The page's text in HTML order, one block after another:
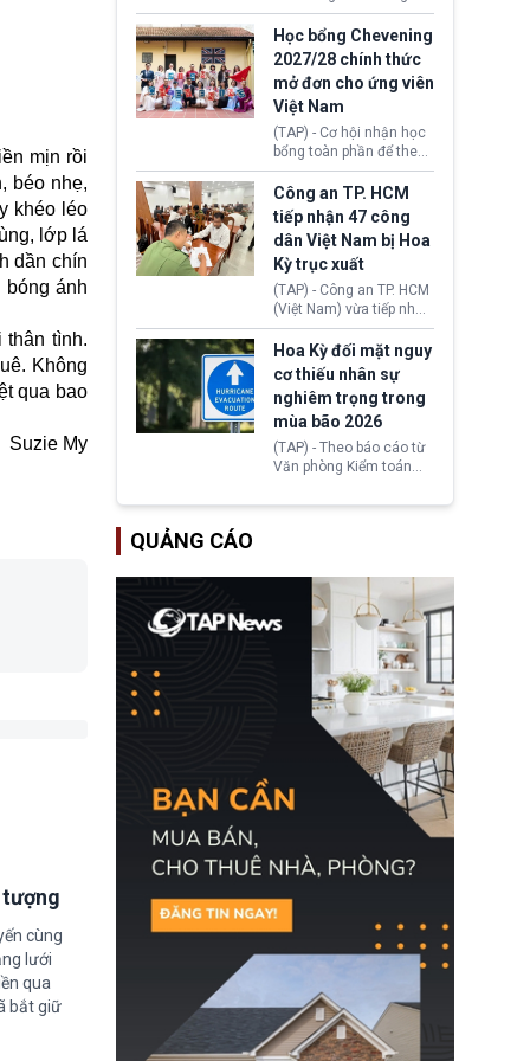
mịn rồi
béo nhẹ,
khéo léo
lớp lá
dần chín
ánh
tình.
Không
qua bao
Suzie My
cùng
lưới
qua
bắt giữ
lên lo ngại về việc thực
thi Thỏa thuận Rút khỏi
Liên minh châu Âu
(Withdrawal
Agreement).
sớm đạt thỏa thuận với
Iran nhằm mở lại eo biển
Hormuz, mở đường cho
việc khôi phục hoạt
động hàng hải. Những
tín hiệu ngoại giao tích
cực này lập tức tác động
đến thị trường năng
lượng, kéo giá dầu thế
giới lùi sâu xuống dưới
mức 80 USD/thùng.
Học bổng Chevening
2027/28 chính thức
mở đơn cho ứng viên
Việt Nam
(TAP) - Cơ hội nhận học
bổng toàn phần để theo
học chương trình thạc sĩ
tại Vương quốc Anh đã
chính thức quay trở lại.
Học bổng Chevening
2027/28 của Chính phủ
Anh vừa mở cổng ứng
tuyển dành riêng ứng
viên Việt Nam, hỗ trợ
toàn bộ chi phí học tập
cùng nhiều quyền lợi
trong suốt một năm
học.
Công an TP. HCM
tiếp nhận 47 công
dân Việt Nam bị Hoa
Kỳ trục xuất
(TAP) - Công an TP. HCM
(Việt Nam) vừa tiếp nhận
47 công dân Việt Nam bị
Hoa Kỳ trục xuất về
nước. Đây là đợt có số
lượng lớn nhất từ đầu
năm 2026 đến nay, phản
ánh xu hướng gia tăng
các trường hợp trục
xuất.
Hoa Kỳ đối mặt nguy
cơ thiếu nhân sự
nghiêm trọng trong
mùa bão 2026
(TAP) - Theo báo cáo từ
Văn phòng Kiểm toán
quan Quản lý Khẩn cấp
nguy cơ thiếu hụt lực
lượng trầm trọng. Điều
này cần được đặc biệt
chú ý bởi nếu các siêu
bão đổ bộ Hoa Kỳ ở nửa
cuối năm 2026, lực
lượng ứng phó “mỏng”
có thể làm nghẽn công
tác cứu trợ; dẫn đến hệ
thống ứng phó khẩn cấp
quốc gia quá tải.
QUẢNG CÁO